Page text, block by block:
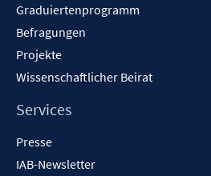
Graduiertenprogramm
Befragungen
Projekte
Wissenschaftlicher Beirat
Services
Presse
IAB-Newsletter